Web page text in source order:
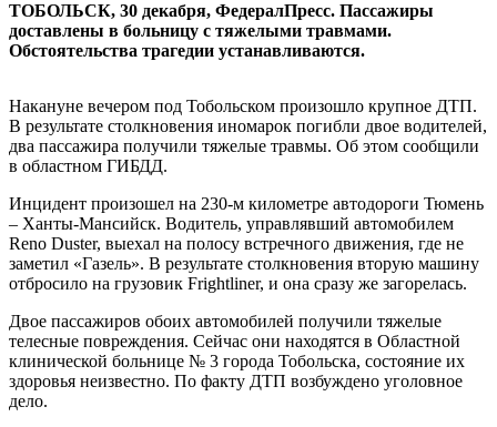
ТОБОЛЬСК, 30 декабря, ФедералПресс. Пассажиры
доставлены в больницу с тяжелыми травмами.
Обстоятельства трагедии устанавливаются.
Накануне вечером под Тобольском произошло крупное ДТП.
В результате столкновения иномарок погибли двое водителей,
два пассажира получили тяжелые травмы. Об этом сообщили
в областном ГИБДД.
Инцидент произошел на 230-м километре автодороги Тюмень
– Ханты-Мансийск. Водитель, управлявший автомобилем
Reno Duster, выехал на полосу встречного движения, где не
заметил «Газель». В результате столкновения вторую машину
отбросило на грузовик Frightliner, и она сразу же загорелась.
Двое пассажиров обоих автомобилей получили тяжелые
телесные повреждения. Сейчас они находятся в Областной
клинической больнице № 3 города Тобольска, состояние их
здоровья неизвестно. По факту ДТП возбуждено уголовное
дело.